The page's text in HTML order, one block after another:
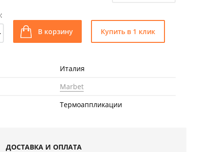
В корзину Купить в 1 клик
Италия
Marbet
Термоаппликации
ДОСТАВКА И ОПЛАТА